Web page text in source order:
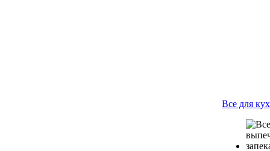
Все для